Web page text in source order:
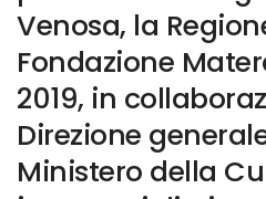
Venosa, la
Fondazione
2019, in
Direzione
Ministero della